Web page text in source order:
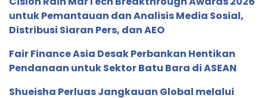
untuk Pemantauan dan Analisis Media Sosial,
Distribusi Siaran Pers, dan AEO
Fair Finance Asia Desak Perbankan Hentikan
Pendanaan untuk Sektor Batu Bara di ASEAN
Shueisha Perluas Jangkauan Global melalui